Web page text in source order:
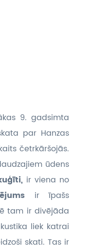
9. gadsimta
par Hanzas
četrkāršojās.
ūdens
ir viena no
ir īpašs
tam ir divējāda
liek katrai
skati. Tas ir